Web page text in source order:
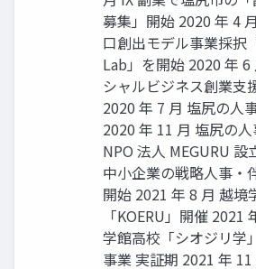
募集」開始 2020 年 4
口創出モデル事業採択
Lab」を開始 2020 年 6
シャルビジネス創業支
2020 年 7 月 塩尻の人
2020 年 11 月 塩尻の
NPO 法人 MEGURU 設
中小企業の戦略人事・
開始 2021 年 8 月 越境
「KOERU」開催 2021
学館高校「シオジリ学
事業 実証期 2021 年